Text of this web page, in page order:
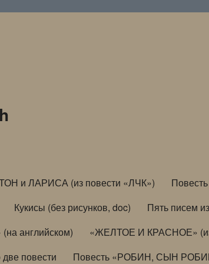
и ЛАРИСА (из повести «ЛЧК»)
Кукисы (без рисунков, doc) Пять писем
английском)
«ЖЕЛТОЕ И КРАСНОЕ» (из
повести Повесть «РОБИН, СЫН